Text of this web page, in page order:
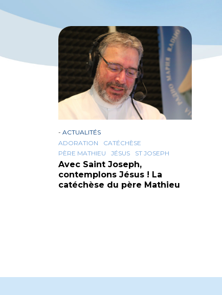
- ACTUALITÉS
ADORATION
CATÉCHÈSE
PÈRE MATHIEU
JÉSUS ST JOSEPH
Avec Saint Joseph,
contemplons Jésus ! La
catéchèse du père Mathieu